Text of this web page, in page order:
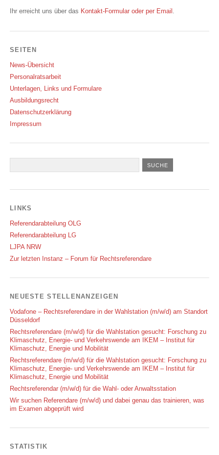
Ihr erreicht uns über das Kontakt-Formular oder per Email .
SEITEN
News-Übersicht
Personalratsarbeit
Unterlagen, Links und Formulare
Ausbildungsrecht
Datenschutzerklärung
Impressum
LINKS
Referendarabteilung OLG
Referendarabteilung LG
LJPA NRW
Zur letzten Instanz – Forum für Rechtsreferendare
NEUESTE STELLENANZEIGEN
Vodafone – Rechtsreferendare in der Wahlstation (m/w/d) am Standort
Düsseldorf
Rechtsreferendare (m/w/d) für die Wahlstation gesucht: Forschung zu
Klimaschutz, Energie- und Verkehrswende am IKEM – Institut für
Klimaschutz, Energie und Mobilität
Rechtsreferendare (m/w/d) für die Wahlstation gesucht: Forschung zu
Klimaschutz, Energie- und Verkehrswende am IKEM – Institut für
Klimaschutz, Energie und Mobilität
Rechtsreferendar (m/w/d) für die Wahl- oder Anwaltsstation
Wir suchen Referendare (m/w/d) und dabei genau das trainieren, was
im Examen abgeprüft wird
STATISTIK